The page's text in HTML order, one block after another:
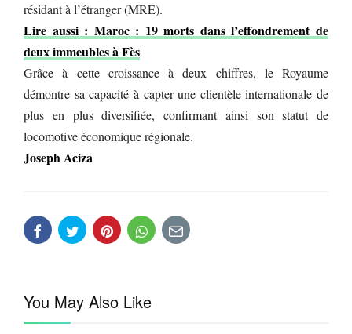
résidant à l’étranger (MRE).
Lire aussi : Maroc : 19 morts dans l’effondrement de
deux immeubles à Fès
Grâce à cette croissance à deux chiffres, le Royaume
démontre sa capacité à capter une clientèle internationale de
plus en plus diversifiée, confirmant ainsi son statut de
locomotive économique régionale.
Joseph Aciza
You May Also Like